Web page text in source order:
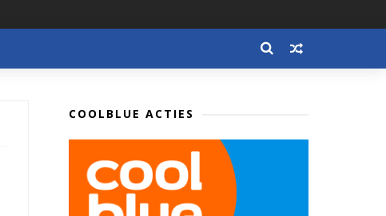
COOLBLUE ACTIES